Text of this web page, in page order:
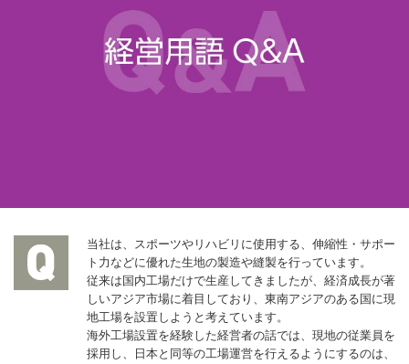
当社は、スポーツやリハビリに使用する、伸縮性・サポー
ト力などに優れた生地の製造や縫製を行っています。
従来は国内工場だけで生産してきましたが、経済成長が著
しいアジア市場に着目しており、東南アジアのある国に現
地工場を設置しようと考えています。
海外工場設置を経験した経営者の話では、現地の従業員を
採用し、日本と同等の工場運営を行えるようにするのは、